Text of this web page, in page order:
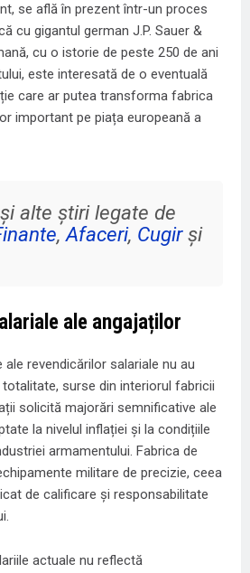
se află în prezent într-un proces
cu gigantul german J.P. Sauer &
cu o istorie de peste 250 de ani
este interesată de o eventuală
care ar putea transforma fabrica
important pe piața europeană a
alte știri legate de
,Afaceri, Cugirși
ale angajaților
revendicărilor salariale nu au
surse din interiorul fabricii
solicită majorări semnificative ale
la nivelul inflației și la condițiile
armamentului. Fabrica de
militare de precizie, ceea
de calificare și responsabilitate
actuale nu reflectă